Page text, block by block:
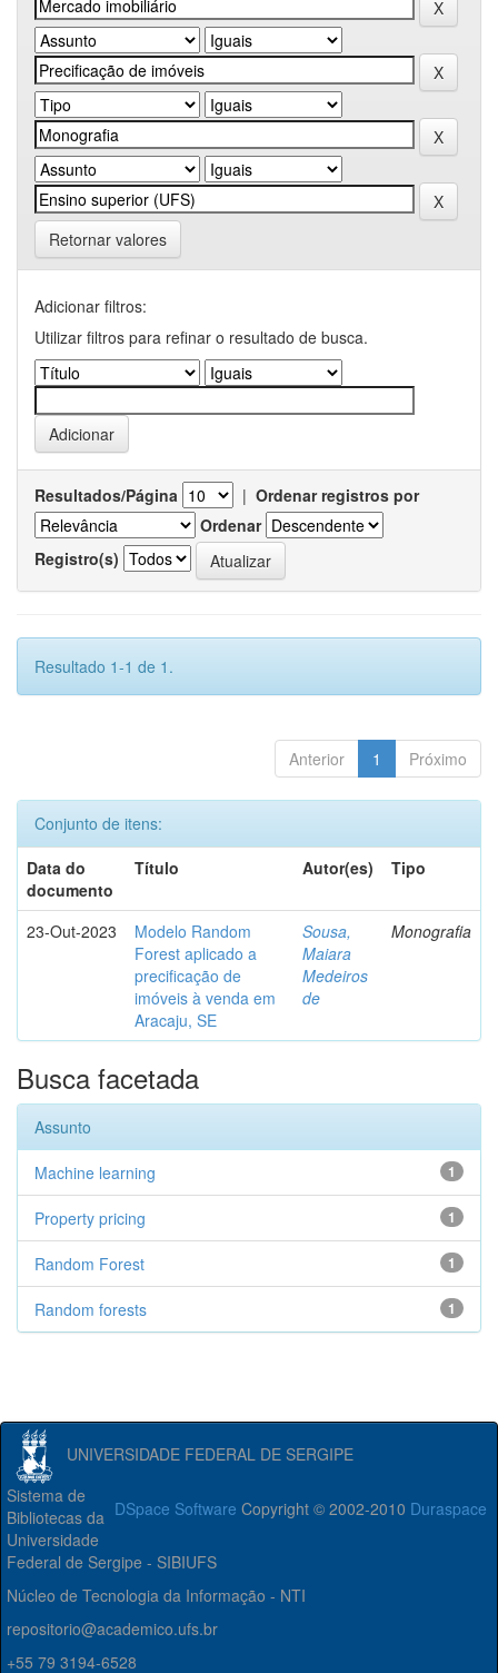
Retornar valores
Adicionar filtros:
Utilizar filtros para refinar o resultado de busca.
Resultados/Página | Ordenar registros por
Ordenar
Registro(s)
Resultado 1-1 de 1.
Anterior 1 Próximo
Conjunto de itens:
Data do
documento
Título Autor(es) Tipo
23-Out-2023
Modelo Random
Forest aplicado a
precificação de
imóveis à venda em
Aracaju, SE
Sousa,
Maiara
Medeiros
de
Monografia
Busca facetada
Assunto
1
Machine learning
1
Property pricing
1
Random Forest
1
Random forests
UNIVERSIDADE FEDERAL DE SERGIPE
DSpace Software Copyright © 2002-2010 Duraspace
Sistema de
Bibliotecas da
Universidade
Federal de Sergipe - SIBIUFS
Núcleo de Tecnologia da Informação - NTI
repositorio@academico.ufs.br
+55 79 3194-6528